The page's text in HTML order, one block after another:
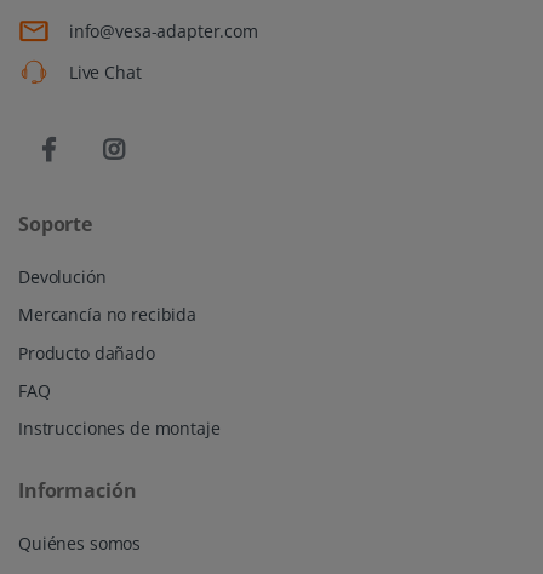
info@vesa-adapter.com
Live Chat
Soporte
Devolución
Mercancía no recibida
Producto dañado
FAQ
Instrucciones de montaje
Información
Quiénes somos